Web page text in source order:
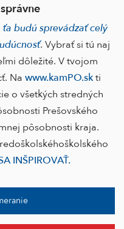
ťa budú sprevádzať celý
. Vybrať si tú naj
dôležité. V tvojom
Na www.kamPO.skti
o všetkých stredných
Prešovského
pôsobnosti kraja.
INŠPIROVAŤ.